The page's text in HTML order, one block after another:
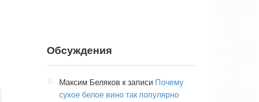
Обсуждения
Максим Беляков к записи Почему
сухое белое вино так популярно